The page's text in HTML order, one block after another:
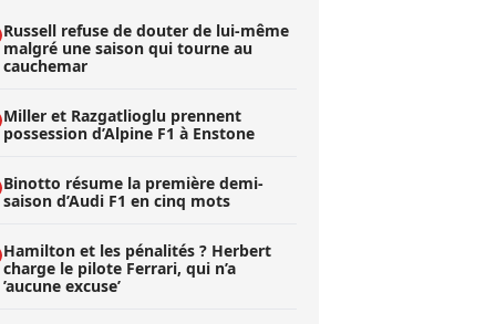
Russell refuse de douter de lui-même
malgré une saison qui tourne au
cauchemar
Miller et Razgatlioglu prennent
possession d’Alpine F1 à Enstone
Binotto résume la première demi-
saison d’Audi F1 en cinq mots
Hamilton et les pénalités ? Herbert
charge le pilote Ferrari, qui n’a
’aucune excuse’